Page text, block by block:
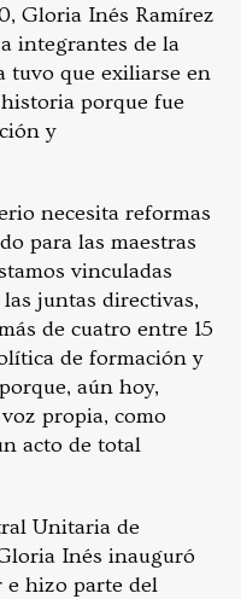
Gloria Inés Ramírez
integrantes de la
tuvo que exiliarse en
historia porque fue
y
necesita reformas
para las maestras
vinculadas
juntas directivas,
de cuatro entre 15
de formación y
aún hoy,
propia, como
acto de total
Unitaria de
Inés inauguró
e hizo parte del